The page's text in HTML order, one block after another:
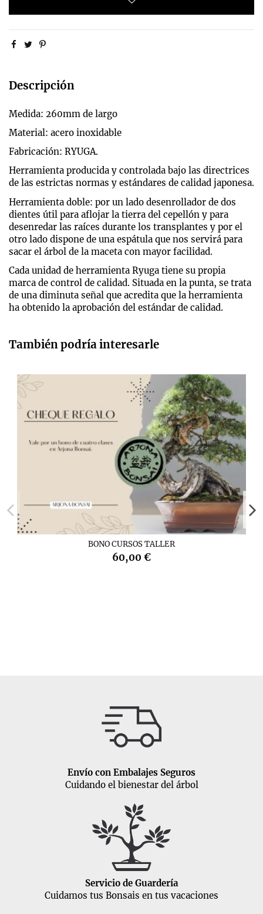
Descripción
Medida: 260mm de largo
Material: acero inoxidable
Fabricación: RYUGA.
Herramienta producida y controlada bajo las directrices
de las estrictas normas y estándares de calidad japonesa.
Herramienta doble: por un lado desenrollador de dos
dientes útil para aflojar la tierra del cepellón y para
desenredar las raíces durante los transplantes y por el
otro lado dispone de una espátula que nos servirá para
sacar el árbol de la maceta con mayor facilidad.
Cada unidad de herramienta Ryuga tiene su propia
marca de control de calidad. Situada en la punta, se trata
de una diminuta señal que acredita que la herramienta
ha obtenido la aprobación del estándar de calidad.
También podría interesarle
BONO CURSOS TALLER
60,00 €
Envío con Embalajes Seguros
Cuidando el bienestar del árbol
Servicio de Guardería
Cuidamos tus Bonsais en tus vacaciones